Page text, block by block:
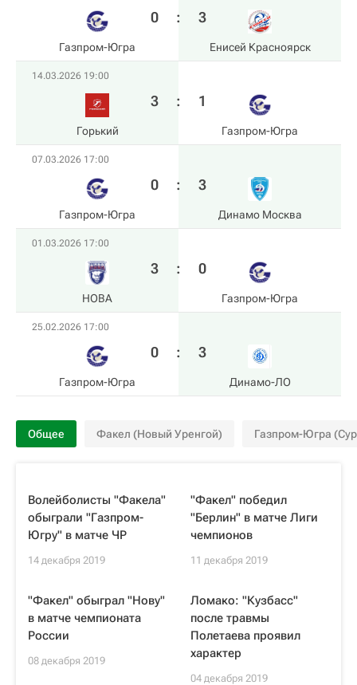
Газпром-Югра
0 : 3
Енисей Красноярск
14.03.2026 19:00
Горький
3 : 1
Газпром-Югра
07.03.2026 17:00
Газпром-Югра
0 : 3
Динамо Москва
01.03.2026 17:00
HOBA
3 : 0
Газпром-Югра
25.02.2026 17:00
Газпром-Югра
0 : 3
Динамо-ЛО
Общее Факел (Новый Уренгой) Газпром-Югра
Волейболисты "Факела"
обыграли "Газпром-
Югру" в матче ЧР
14 декабря 2019
"Факел" победил
"Берлин" в матче Лиги
чемпионов
11 декабря 2019
"Факел" обыграл "Нову"
в матче чемпионата
России
08 декабря 2019
Ломако: "Кузбасс"
после травмы
Полетаева проявил
характер
04 декабря 2019